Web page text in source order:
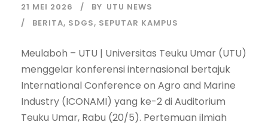
21 MEI 2026 BY UTU NEWS
BERITA, SDGS, SEPUTAR KAMPUS
Meulaboh – UTU | Universitas Teuku Umar (UTU)
menggelar konferensi internasional bertajuk
International Conference on Agro and Marine
Industry (ICONAMI) yang ke-2 di Auditorium
Teuku Umar, Rabu (20/5). Pertemuan ilmiah